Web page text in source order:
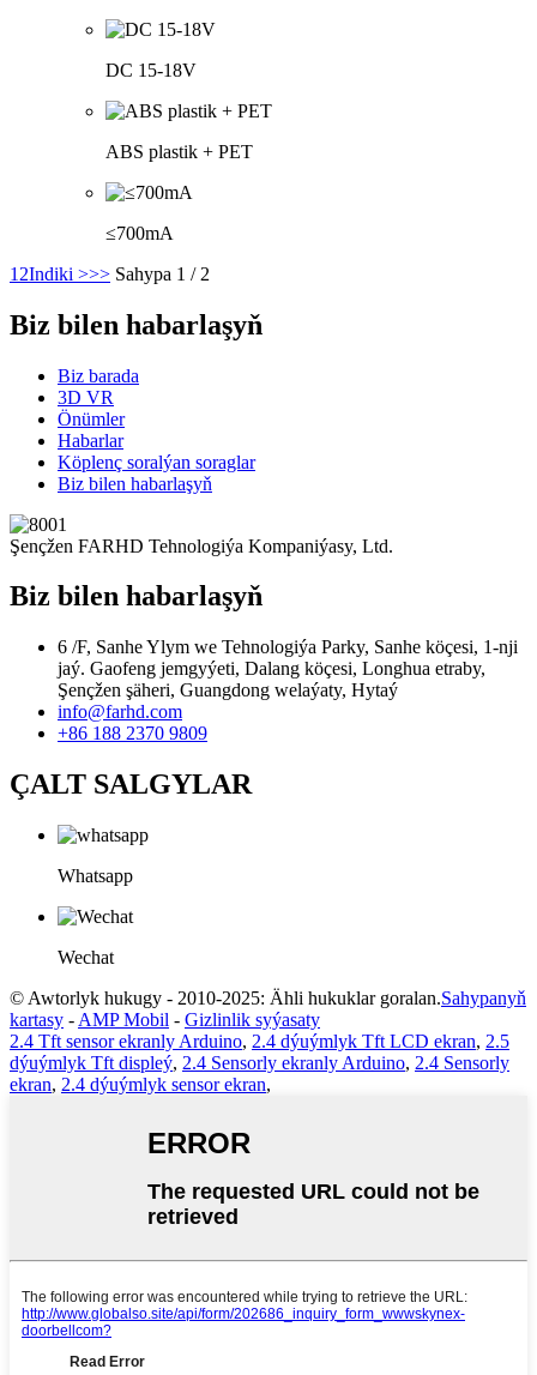
DC 15-18V
ABS plastik + PET
≤700mA
1 2Indiki >>> Sahypa 1 / 2
Biz bilen habarlaşyň
Biz barada
3D VR
Önümler
Habarlar
Köplenç soralýan soraglar
Biz bilen habarlaşyň
Şençžen FARHD Tehnologiýa Kompaniýasy, Ltd.
Biz bilen habarlaşyň
6 /F, Sanhe Ylym we Tehnologiýa Parky, Sanhe köçesi, 1-nji
jaý. Gaofeng jemgyýeti, Dalang köçesi, Longhua etraby,
Şençžen şäheri, Guangdong welaýaty, Hytaý
info@farhd.com
+86 188 2370 9809
ÇALT SALGYLAR
Whatsapp
Wechat
© Awtorlyk hukugy - 2010-2025: Ähli hukuklar goralan.Sahypanyň
kartasy - AMP Mobil - Gizlinlik syýasaty
2.4 Tft sensor ekranly Arduino, 2.4 dýuýmlyk Tft LCD ekran, 2.5
dýuýmlyk Tft displeý, 2.4 Sensorly ekranly Arduino, 2.4 Sensorly
ekran, 2.4 dýuýmlyk sensor ekran,